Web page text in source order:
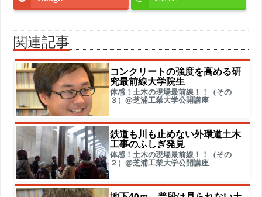
関連記事
コンクリートの強度を高める研
究最前線大学院生
体感！土木の現場最前線！！（その
３）@芝浦工業大学公開講座
鉄道も川も止めない外環道土木
工事のふしぎ発見
体感！土木の現場最前線！！（その
２）@芝浦工業大学公開講座